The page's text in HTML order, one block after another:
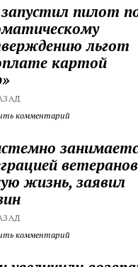
пилот
льгот
картой
комментарий
жизнь, заявил
комментарий